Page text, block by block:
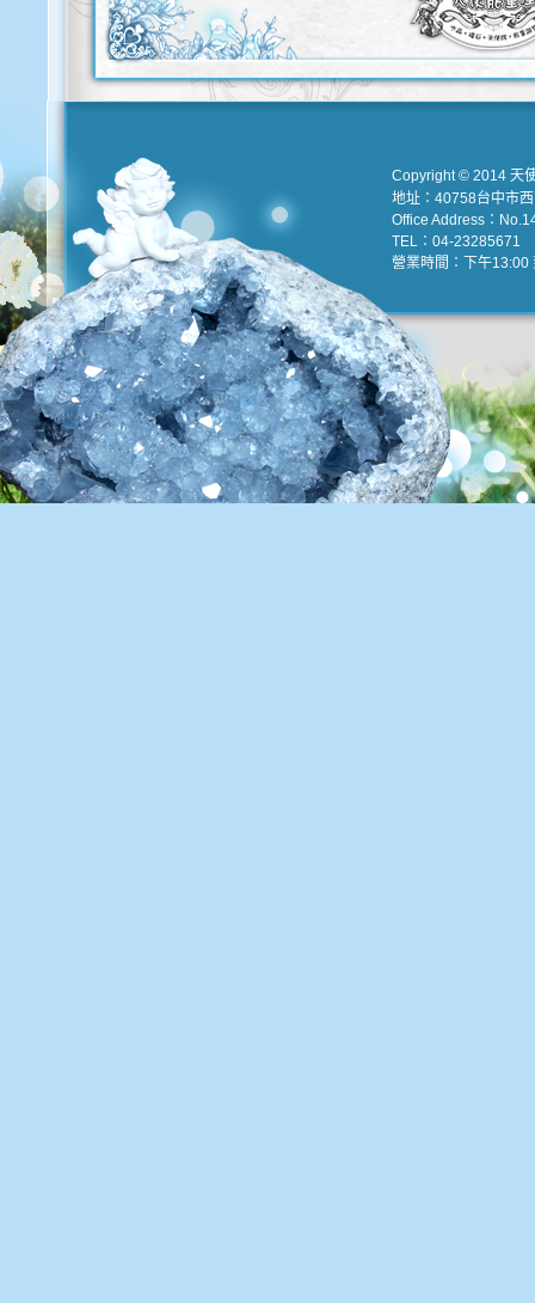
Copyright © 2014 天
地址：40758台中市
Office Address：
TEL：04-23285671
營業時間：下午13:00